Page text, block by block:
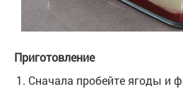
Приготовление
Сначала пробейте ягоды и